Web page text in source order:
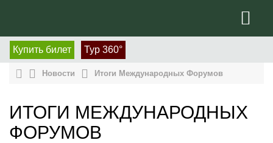
Купить билет Тур 360°
Новости Итоги Международных Форумов
ИТОГИ МЕЖДУНАРОДНЫХ
ФОРУМОВ